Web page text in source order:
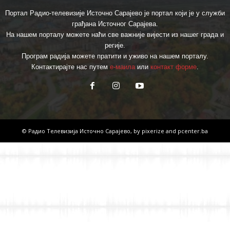
Портал Радио-телевизије Источно Сарајево је портал који је у служби
грађана Источног Сарајева.
На нашем порталу можете наћи све важније вијести из нашег града и
регије.
Програм радија можете пратити и уживо на нашем порталу.
Контактирајте нас путем е-маилаили контакт форме.
© Радио Телевизија Источно Сарајево, by pixerize and pcenter.ba